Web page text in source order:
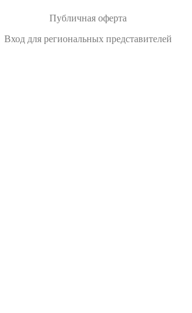
Публичная оферта
Вход для региональных представителей